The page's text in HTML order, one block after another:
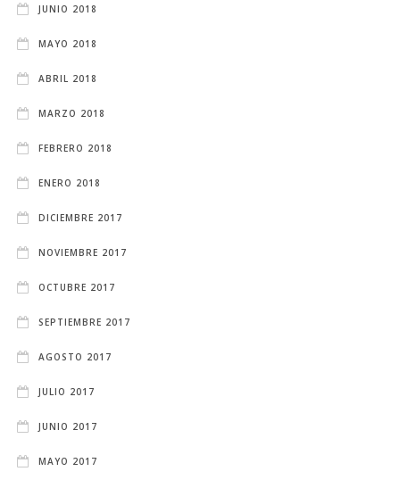
JUNIO 2018
MAYO 2018
ABRIL 2018
MARZO 2018
FEBRERO 2018
ENERO 2018
DICIEMBRE 2017
NOVIEMBRE 2017
OCTUBRE 2017
SEPTIEMBRE 2017
AGOSTO 2017
JULIO 2017
JUNIO 2017
MAYO 2017